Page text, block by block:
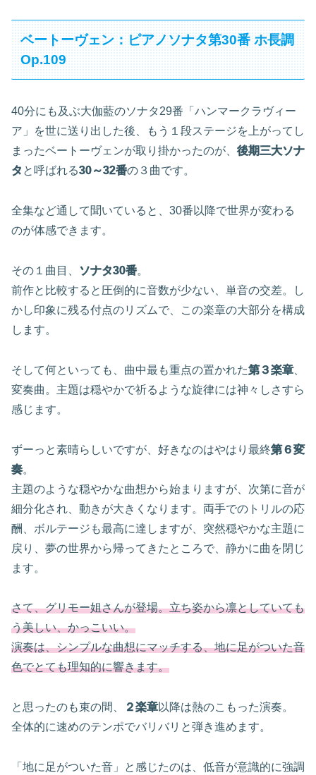
ベートーヴェン：ピアノソナタ第30番 ホ長調
Op.109
40分にも及ぶ大伽藍のソナタ29番「ハンマークラヴィー
ア」を世に送り出した後、もう１段ステージを上がってし
まったベートーヴェンが取り掛かったのが、後期三大ソナ
タ と呼ばれる30～32番の３曲です。
全集など通して聞いていると、30番以降で世界が変わる
のが体感できます。
その１曲目、 ソナタ30番。
前作と比較すると圧倒的に音数が少ない、単音の交差。し
かし印象に残る付点のリズムで、この楽章の大部分を構成
します。
そして何といっても、曲中最も重点の置かれた第３楽章、
変奏曲。主題は穏やかで祈るような旋律には神々しさすら
感じます。
ずーっと素晴らしいですが、好きなのはやはり最終第６変
奏。
主題のような穏やかな曲想から始まりますが、次第に音が
細分化され、動きが大きくなります。両手でのトリルの応
酬、ボルテージも最高に達しますが、突然穏やかな主題に
戻り、夢の世界から帰ってきたところで、静かに曲を閉じ
ます。
さて、グリモー姐さんが登場。立ち姿から凛としていても
う美しい、かっこいい。
演奏は、シンプルな曲想にマッチする、地に足がついた音
色でとても理知的に響きます。
と思ったのも束の間、 ２楽章以降は熱のこもった演奏。
全体的に速めのテンポでバリバリと弾き進めます。
「地に足がついた音」と感じたのは、低音が意識的に強調